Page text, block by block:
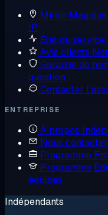
Miroir Magique
IP
État du service
Avis clients
Garantie de
question
Contacter
ENTREPRISE
À propos
Nous contacter
Programme
Programme
équipes
Indépendants